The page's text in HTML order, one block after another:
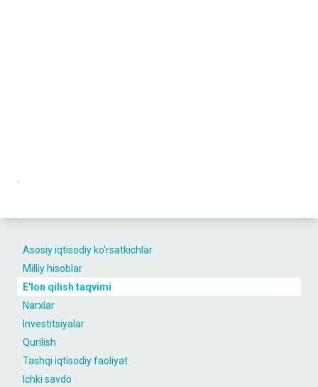
Asosiy iqtisodiy ko‘rsatkichlar
Milliy hisoblar
E'lon qilish taqvimi
Narxlar
Investitsiyalar
Qurilish
Tashqi iqtisodiy faoliyat
Ichki savdo